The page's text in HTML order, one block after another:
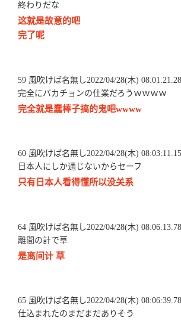
終わりだな
这就是故意的吧
完了呢
59 風吹けば名無し2022/04/28(木)
完全にバカチョンの仕業だろうｗｗｗｗ
完全就是蠢棒子搞的鬼吧wwww
60 風吹けば名無し2022/04/28(木)
日本人にしか通じないからセーフ
只有日本人看得懂所以没关系
64 風吹けば名無し2022/04/28(木)
離間の計で草
是离间计 草
65 風吹けば名無し2022/04/28(木)
仕込まれたのまだまだありそう